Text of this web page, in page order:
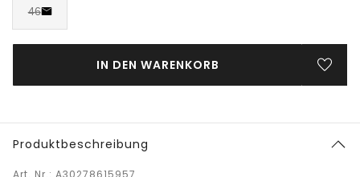
46
IN DEN WARENKORB
Produktbeschreibung
Art. Nr.: A30278615957